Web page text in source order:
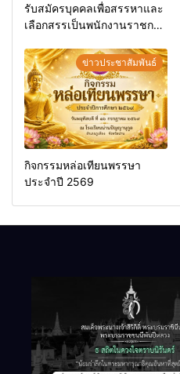
รับสมัครบุคคลเพื่อสรรหาและ
เลือกสรรเป็นพนักงานราชการ
ข่าวประชาสัมพันธ์
กิจกรรมหล่อเทียนพรรษา
ประจำปี 2569